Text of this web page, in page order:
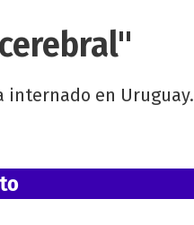
internado en Uruguay.